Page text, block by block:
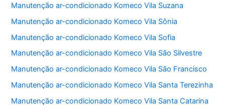
Manutenção ar-condicionado Komeco Vila Suzana
Manutenção ar-condicionado Komeco Vila Sônia
Manutenção ar-condicionado Komeco Vila Sofia
Manutenção ar-condicionado Komeco Vila São Silvestre
Manutenção ar-condicionado Komeco Vila São Francisco
Manutenção ar-condicionado Komeco Vila Santa Terezinha
Manutenção ar-condicionado Komeco Vila Santa Catarina